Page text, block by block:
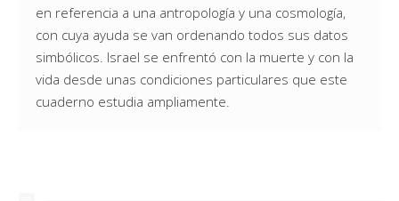
en referencia a una antropología y una cosmología,
con cuya ayuda se van ordenando todos sus datos
simbólicos. Israel se enfrentó con la muerte y con la
vida desde unas condiciones particulares que este
cuaderno estudia ampliamente.